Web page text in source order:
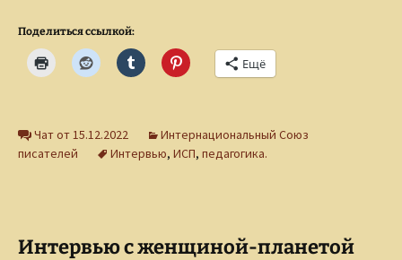
Поделиться ссылкой:
Ещё
Чат от 15.12.2022
Интернациональный Союз
писателей
Интервью, ИСП, педагогика.
Интервью с женщиной-планетой